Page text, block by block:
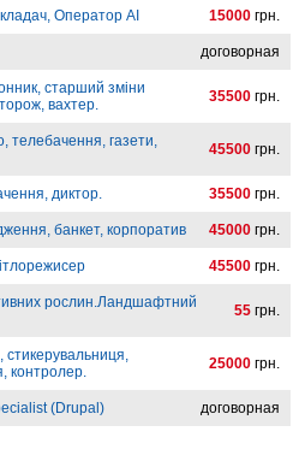
Оператор AI 15000 грн.
договорная
старший зміни
вахтер.
35500 грн.
телебачення, газети,
45500 грн.
диктор. 35500 грн.
банкет, корпоратив 45000 грн.
45500 грн.
рослин.Ландшафтний
55 грн.
стикерувальниця,
контролер.
25000 грн.
(Drupal) договорная